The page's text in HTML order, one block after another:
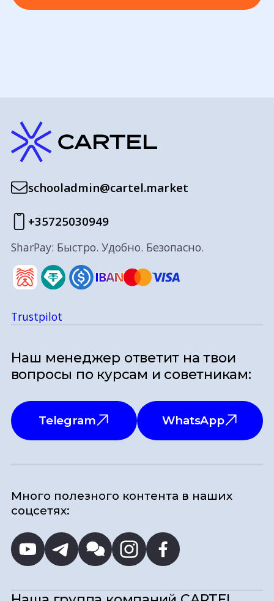
schooladmin@cartel.market
+35725030949
SharPay: Быстро. Удобно. Безопасно.
Trustpilot
Наш менеджер ответит на твои
вопросы по курсам и советникам:
Telegram WhatsApp
Много полезного контента в наших
соцсетях: